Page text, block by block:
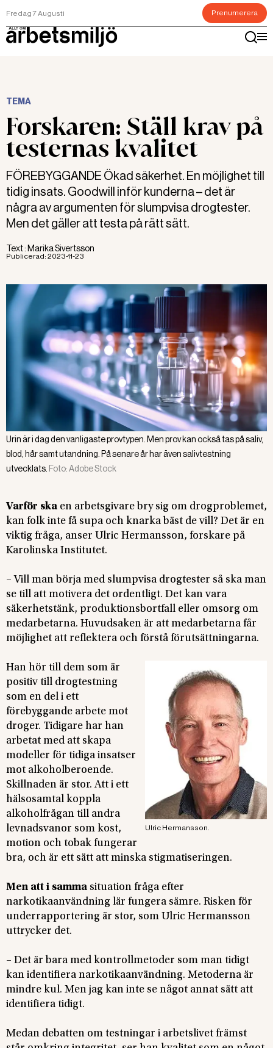
Fredag 7 Augusti Prenumerera
TEMA
Forskaren: Ställ krav på
testernas kvalitet
FÖREBYGGANDE Ökad säkerhet. En möjlighet till
tidig insats. Goodwill inför kunderna – det är
några av argumenten för slumpvisa drogtester.
Men det gäller att testa på rätt sätt.
Text : Marika Sivertsson
Publicerad: 2023-11-23
Urin är i dag den vanligaste provtypen. Men prov kan också tas på saliv,
blod, hår samt utandning. På senare år har även salivtestning
utvecklats. Foto:Adobe Stock
Varför ska en arbetsgivare bry sig om drogproblemet,
kan folk inte få supa och knarka bäst de vill? Det är en
viktig fråga, anser Ulric Hermansson, forskare på
Karolinska Institutet.
– Vill man börja med slumpvisa drogtester så ska man
se till att motivera det ordentligt. Det kan vara
säkerhetstänk, produktionsbortfall eller omsorg om
medarbetarna. Huvudsaken är att medarbetarna får
möjlighet att reflektera och förstå förutsättningarna.
Ulric Hermansson.
Han hör till dem som är
positiv till drogtestning
som en del i ett
förebyggande arbete mot
droger. Tidigare har han
arbetat med att skapa
modeller för tidiga insatser
mot alkoholberoende.
Skillnaden är stor. Att i ett
hälsosamtal koppla
alkoholfrågan till andra
levnadsvanor som kost,
motion och tobak fungerar
bra, och är ett sätt att minska stigmatiseringen.
Men att i samma situation fråga efter
narkotikaanvändning lär fungera sämre. Risken för
underrapportering är stor, som Ulric Hermansson
uttrycker det.
– Det är bara med kontrollmetoder som man tidigt
kan identifiera narkotikaanvändning. Metoderna är
mindre kul. Men jag kan inte se något annat sätt att
identifiera tidigt.
Medan debatten om testningar i arbetslivet främst